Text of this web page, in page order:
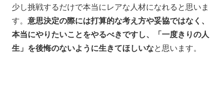
少し挑戦するだけで本当にレアな人材になれると思いま
す。 意思決定の際には打算的な考え方や妥協ではなく、
本当にやりたいことをやるべきですし、「一度きりの人
生」を後悔のないように生きてほしいなと思います。